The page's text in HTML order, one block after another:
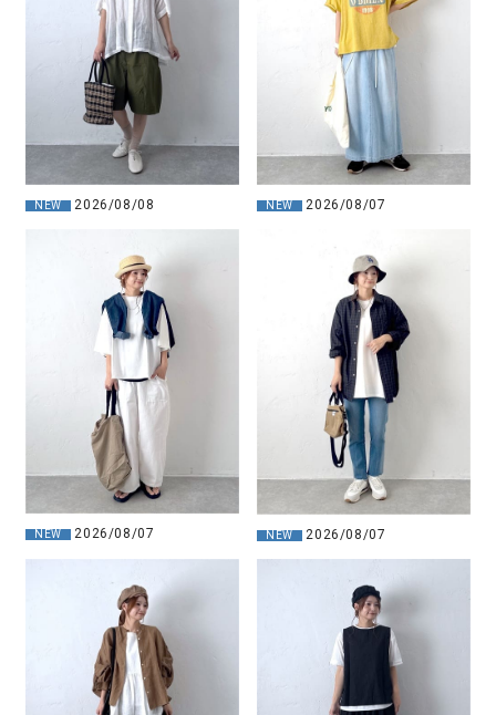
NEW 2026/08/08 NEW 2026/08/07
NEW 2026/08/07 NEW 2026/08/07